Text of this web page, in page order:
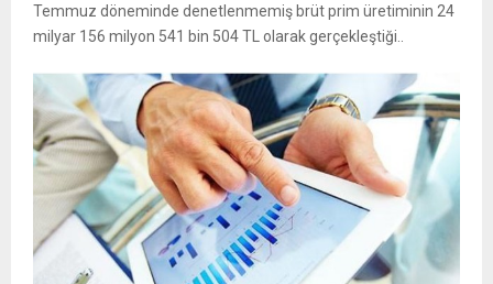
Temmuz döneminde denetlenmemiş brüt prim üretiminin 24
milyar 156 milyon 541 bin 504 TL olarak gerçekleştiği..